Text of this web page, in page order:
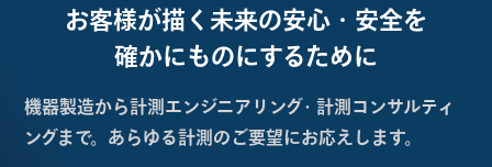
お客様が描く未来の安心・安全を
確かにものにするために
機器製造から計測エンジニアリング・計測コンサルティ
ングまで。あらゆる計測のご要望にお応えします。